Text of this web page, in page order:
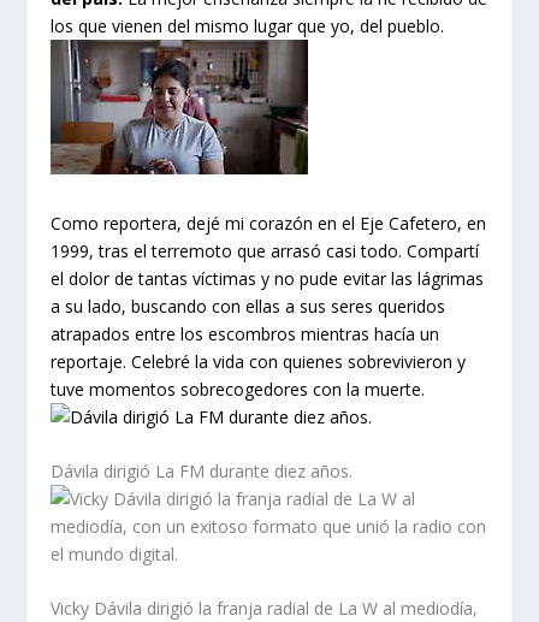
los que vienen del mismo lugar que yo, del pueblo.
Como reportera, dejé mi corazón en el Eje Cafetero, en
1999, tras el terremoto que arrasó casi todo. Compartí
el dolor de tantas víctimas y no pude evitar las lágrimas
a su lado, buscando con ellas a sus seres queridos
atrapados entre los escombros mientras hacía un
reportaje. Celebré la vida con quienes sobrevivieron y
tuve momentos sobrecogedores con la muerte.
Dávila dirigió La FM durante diez años.
Vicky Dávila dirigió la franja radial de La W al mediodía,